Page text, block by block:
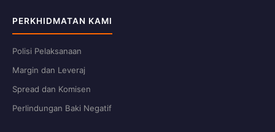
PERKHIDMATAN KAMI
Polisi Pelaksanaan
Margin dan Leveraj
Spread dan Komisen
Perlindungan Baki Negatif